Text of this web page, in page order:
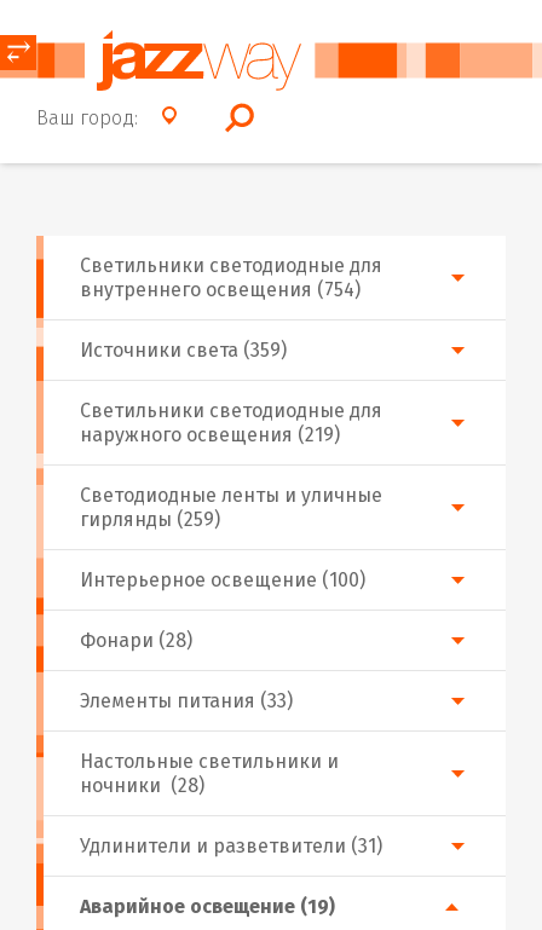
Ваш город:
⥂
Фонари (28)
Аварийное освещение (19)
Настольные светильники и
ночники (28)
Интерьерное освещение (100)
Источники света (359)
Светодиодные ленты и уличные
гирлянды (259)
Светильники светодиодные для
внутреннего освещения (754)
Светильники светодиодные для
наружного освещения (219)
Удлинители и разветвители (31)
Элементы питания (33)